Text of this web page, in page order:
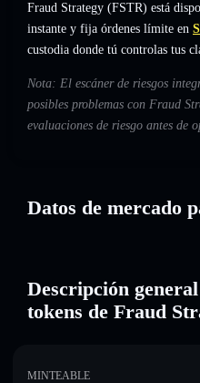
Fraud Strategy (FSTR) está
instante y fija órdenes límite en
custodia donde tú controlas tus
Nota: El escáner de riesgos
posibles problemas con Fraud
evaluaciones de riesgo antes de
Datos de mercado
Descripción
tokens de Fraud
MINTEABLE